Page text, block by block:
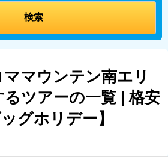
ママウンテン南エリ
ツアーの一覧 | 格安
グホリデー】